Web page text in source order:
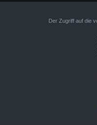
Der Zugriff auf die